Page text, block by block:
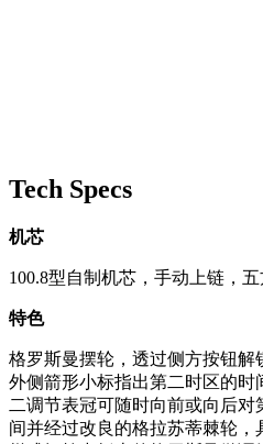
Tech Specs
机芯
100.8型自制机芯，手动上链，
特色
格罗斯曼摆轮，透过侧方按钮
外侧箭形小标指出第二时区的
二调节表冠可随时向前或向后
间并经过改良的格拉苏蒂棘轮